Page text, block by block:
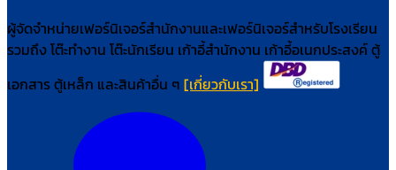
ผู้จัดจำหน่ายเฟอร์นิเจอร์สำนักงานและเฟอร์นิเจอร์สำหรับโรงเรียน
รวมถึง โต๊ะทำงาน โต๊ะนักเรียน เก้าอี้สำนักงาน เก้าอี้อเนกประสงค์ ตู้
เอกสาร ตู้เหล็ก และสินค้าอื่น ๆ [เกี่ยวกับเรา]